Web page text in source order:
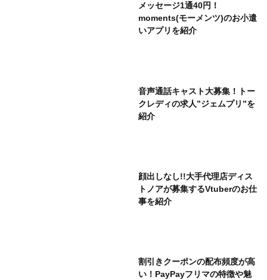
メッセージ1通40円！
moments(モーメンツ)のお小遣
いアプリを紹介
音声通話キャスト大募集！トー
クレディの求人”ジェムプリ”を
紹介
顔出しなし!!大手代理店ディス
トノアが募集するVtuberのお仕
事を紹介
割引きクーポンの配布頻度が高
い！PayPayフリマの特徴や魅